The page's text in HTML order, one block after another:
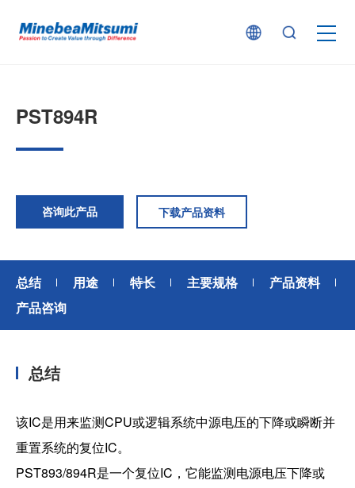
新闻
PST894R
咨询此产品 下载产品资料
总结 用途 特长 主要规格
产品资料
产品咨询
总结
该IC是用来监测CPU或逻辑系统中源电压的下降或瞬断并
重置系统的复位IC。
PST893/894R是一个复位IC，它能监测电源电压下降或